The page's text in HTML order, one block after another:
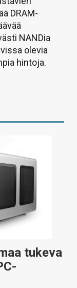
DRAM-
NANDia
olevia
hintoja.
tukeva